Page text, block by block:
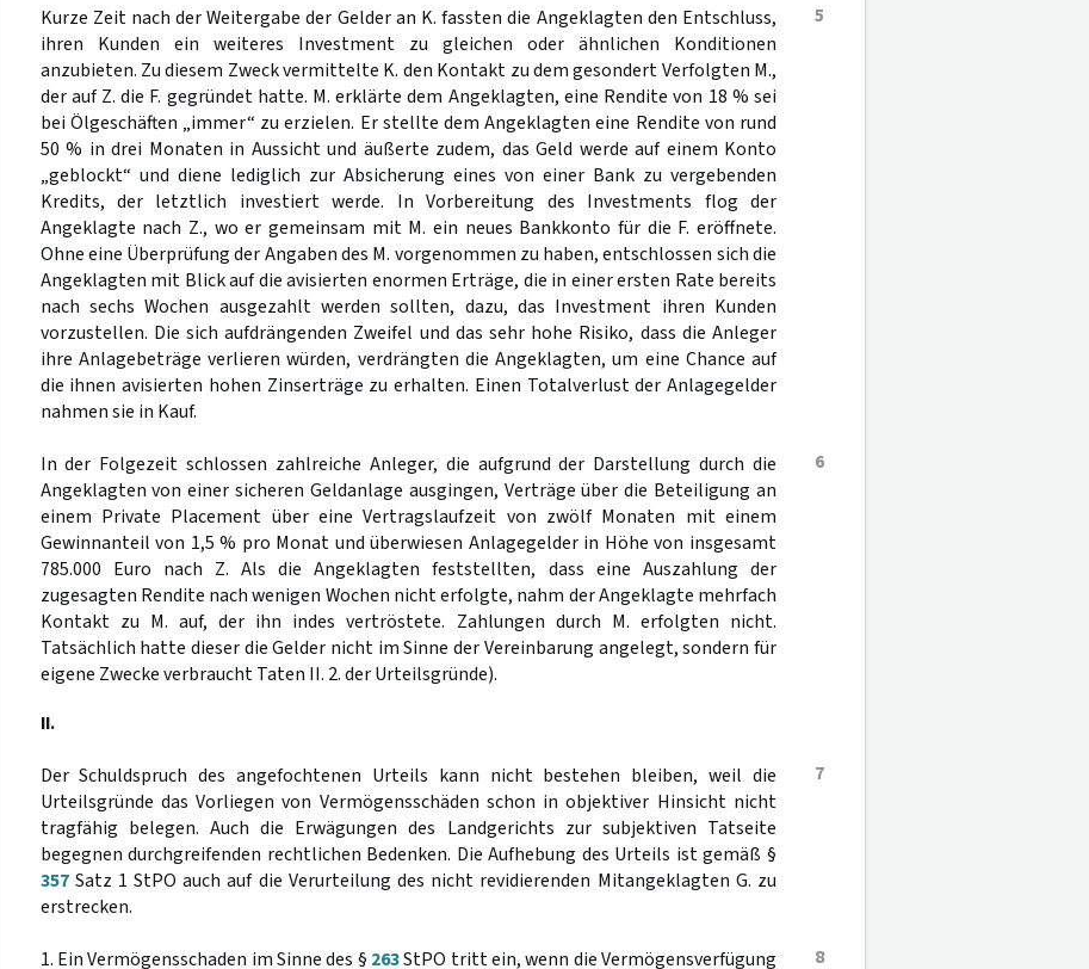
5
Kurze Zeit nach der Weitergabe der Gelder an K. fassten die Angeklagten den Entschluss,
ihren Kunden ein weiteres Investment zu gleichen oder ähnlichen Konditionen
anzubieten. Zu diesem Zweck vermittelte K. den Kontakt zu dem gesondert Verfolgten M.,
der auf Z. die F. gegründet hatte. M. erklärte dem Angeklagten, eine Rendite von 18 % sei
bei Ölgeschäften „immer“ zu erzielen. Er stellte dem Angeklagten eine Rendite von rund
50 % in drei Monaten in Aussicht und äußerte zudem, das Geld werde auf einem Konto
„geblockt“ und diene lediglich zur Absicherung eines von einer Bank zu vergebenden
Kredits, der letztlich investiert werde. In Vorbereitung des Investments flog der
Angeklagte nach Z., wo er gemeinsam mit M. ein neues Bankkonto für die F. eröffnete.
Ohne eine Überprüfung der Angaben des M. vorgenommen zu haben, entschlossen sich die
Angeklagten mit Blick auf die avisierten enormen Erträge, die in einer ersten Rate bereits
nach sechs Wochen ausgezahlt werden sollten, dazu, das Investment ihren Kunden
vorzustellen. Die sich aufdrängenden Zweifel und das sehr hohe Risiko, dass die Anleger
ihre Anlagebeträge verlieren würden, verdrängten die Angeklagten, um eine Chance auf
die ihnen avisierten hohen Zinserträge zu erhalten. Einen Totalverlust der Anlagegelder
nahmen sie in Kauf.
6
In der Folgezeit schlossen zahlreiche Anleger, die aufgrund der Darstellung durch die
Angeklagten von einer sicheren Geldanlage ausgingen, Verträge über die Beteiligung an
einem Private Placement über eine Vertragslaufzeit von zwölf Monaten mit einem
Gewinnanteil von 1,5 % pro Monat und überwiesen Anlagegelder in Höhe von insgesamt
785.000 Euro nach Z. Als die Angeklagten feststellten, dass eine Auszahlung der
zugesagten Rendite nach wenigen Wochen nicht erfolgte, nahm der Angeklagte mehrfach
Kontakt zu M. auf, der ihn indes vertröstete. Zahlungen durch M. erfolgten nicht.
Tatsächlich hatte dieser die Gelder nicht im Sinne der Vereinbarung angelegt, sondern für
eigene Zwecke verbraucht Taten II. 2. der Urteilsgründe).
II.
7
Der Schuldspruch des angefochtenen Urteils kann nicht bestehen bleiben, weil die
Urteilsgründe das Vorliegen von Vermögensschäden schon in objektiver Hinsicht nicht
tragfähig belegen. Auch die Erwägungen des Landgerichts zur subjektiven Tatseite
begegnen durchgreifenden rechtlichen Bedenken. Die Aufhebung des Urteils ist gemäß §
357Satz 1 StPO auch auf die Verurteilung des nicht revidierenden Mitangeklagten G. zu
erstrecken.
8
1. Ein Vermögensschaden im Sinne des § 263StPO tritt ein, wenn die Vermögensverfügung